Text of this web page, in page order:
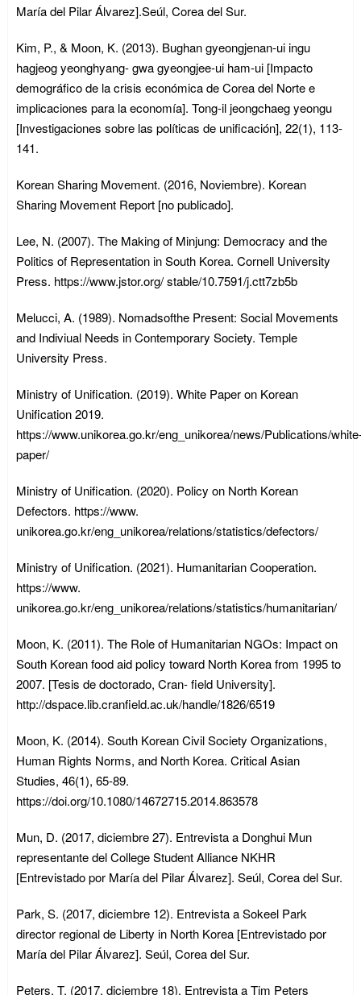
María del Pilar Álvarez].Seúl, Corea del Sur.
Kim, P., & Moon, K. (2013). Bughan gyeongjenan-ui ingu
hagjeog yeonghyang- gwa gyeongjee-ui ham-ui [Impacto
demográfico de la crisis económica de Corea del Norte e
implicaciones para la economía]. Tong-il jeongchaeg yeongu
[Investigaciones sobre las políticas de unificación], 22(1), 113-
141.
Korean Sharing Movement. (2016, Noviembre). Korean
Sharing Movement Report [no publicado].
Lee, N. (2007). The Making of Minjung: Democracy and the
Politics of Representation in South Korea. Cornell University
Press. https://www.jstor.org/ stable/10.7591/j.ctt7zb5b
Melucci, A. (1989). Nomadsofthe Present: Social Movements
and Indiviual Needs in Contemporary Society. Temple
University Press.
Ministry of Unification. (2019). White Paper on Korean
Unification 2019.
https://www.unikorea.go.kr/eng_unikorea/news/Publications/
paper/
Ministry of Unification. (2020). Policy on North Korean
Defectors. https://www.
unikorea.go.kr/eng_unikorea/relations/statistics/defectors/
Ministry of Unification. (2021). Humanitarian Cooperation.
https://www.
unikorea.go.kr/eng_unikorea/relations/statistics/humanitarian/
Moon, K. (2011). The Role of Humanitarian NGOs: Impact on
South Korean food aid policy toward North Korea from 1995 to
2007. [Tesis de doctorado, Cran- field University].
http://dspace.lib.cranfield.ac.uk/handle/1826/6519
Moon, K. (2014). South Korean Civil Society Organizations,
Human Rights Norms, and North Korea. Critical Asian
Studies, 46(1), 65-89.
https://doi.org/10.1080/14672715.2014.863578
Mun, D. (2017, diciembre 27). Entrevista a Donghui Mun
representante del College Student Alliance NKHR
[Entrevistado por María del Pilar Álvarez]. Seúl, Corea del Sur.
Park, S. (2017, diciembre 12). Entrevista a Sokeel Park
director regional de Liberty in North Korea [Entrevistado por
María del Pilar Álvarez]. Seúl, Corea del Sur.
Peters, T. (2017, diciembre 18). Entrevista a Tim Peters